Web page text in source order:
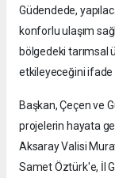
Güdendede,
konforlu ulaşım
bölgedeki tarımsal
etkileyeceğini ifade
Başkan, Çeçen ve
projelerin hayata
Aksaray Valisi
Samet Öztürk'e, İl